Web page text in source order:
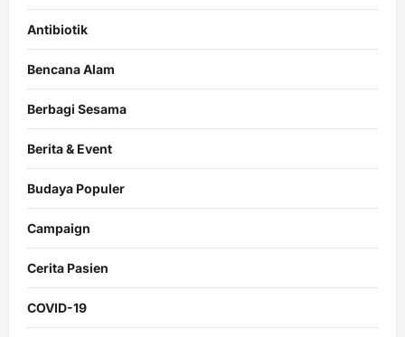
Antibiotik
Bencana Alam
Berbagi Sesama
Berita & Event
Budaya Populer
Campaign
Cerita Pasien
COVID-19